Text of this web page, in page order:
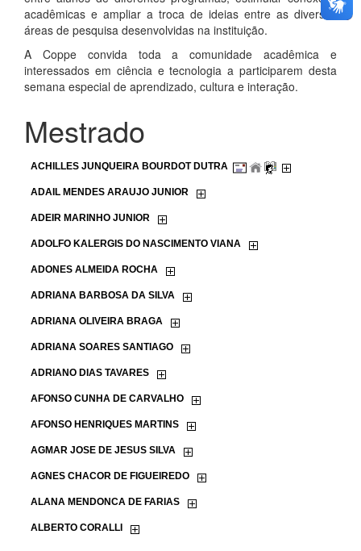
acadêmicas e ampliar a troca de ideias entre as diversas
áreas de pesquisa desenvolvidas na instituição.
A Coppe convida toda a comunidade acadêmica e
interessados em ciência e tecnologia a participarem desta
semana especial de aprendizado, cultura e interação.
Mestrado